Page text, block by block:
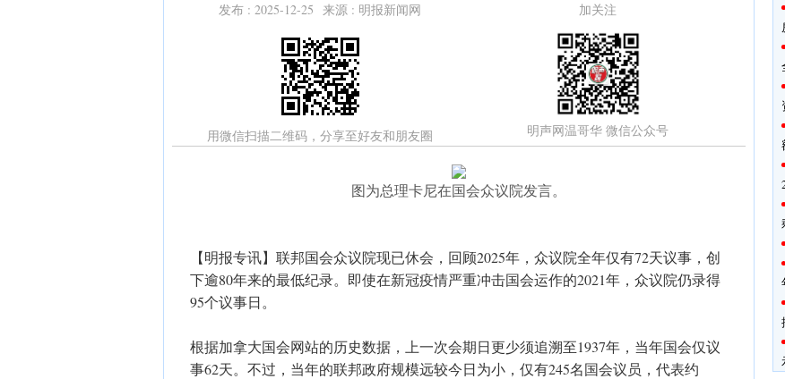
发布 : 2025-12-25 来源 : 明报新闻网
用微信扫描二维码，分享至好友和朋友圈
加关注
明声网温哥华 微信公众号
图为总理卡尼在国会众议院发言。
【明报专讯】联邦国会众议院现已休会，回顾2025年，众议院全年仅有72天议事，创
下逾80年来的最低纪录。即使在新冠疫情严重冲击国会运作的2021年，众议院仍录得
95个议事日。
根据加拿大国会网站的历史数据，上一次会期日更少须追溯至1937年，当年国会仅议
事62天。不过，当年的联邦政府规模远较今日为小，仅有245名国会议员，代表约